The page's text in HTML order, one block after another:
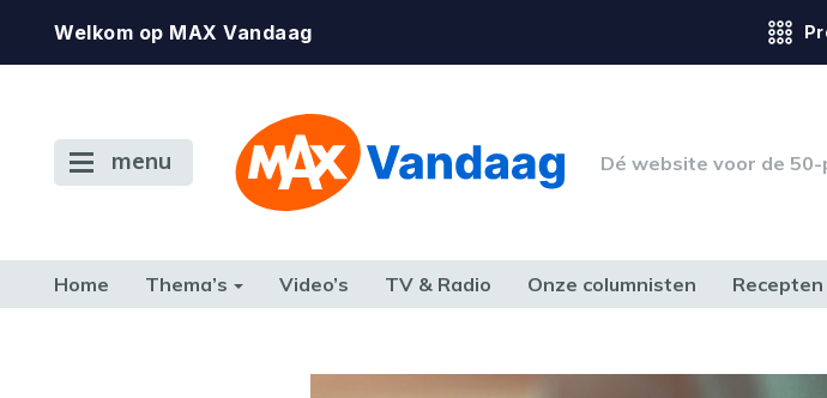
Welkom op MAX Vandaag
menu Dé website voor de 50-
Home Thema’s Video’s TV & Radio Onze columnisten Recepten